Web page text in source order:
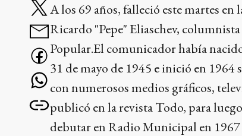
A los 69 años, falleció este martes
Ricardo "Pepe" Eliaschev,
Popular.El comunicador había
31 de mayo de 1945 e inició en
con numerosos medios gráficos,
publicó en la revista Todo, para
debutar en Radio Municipal en 1967